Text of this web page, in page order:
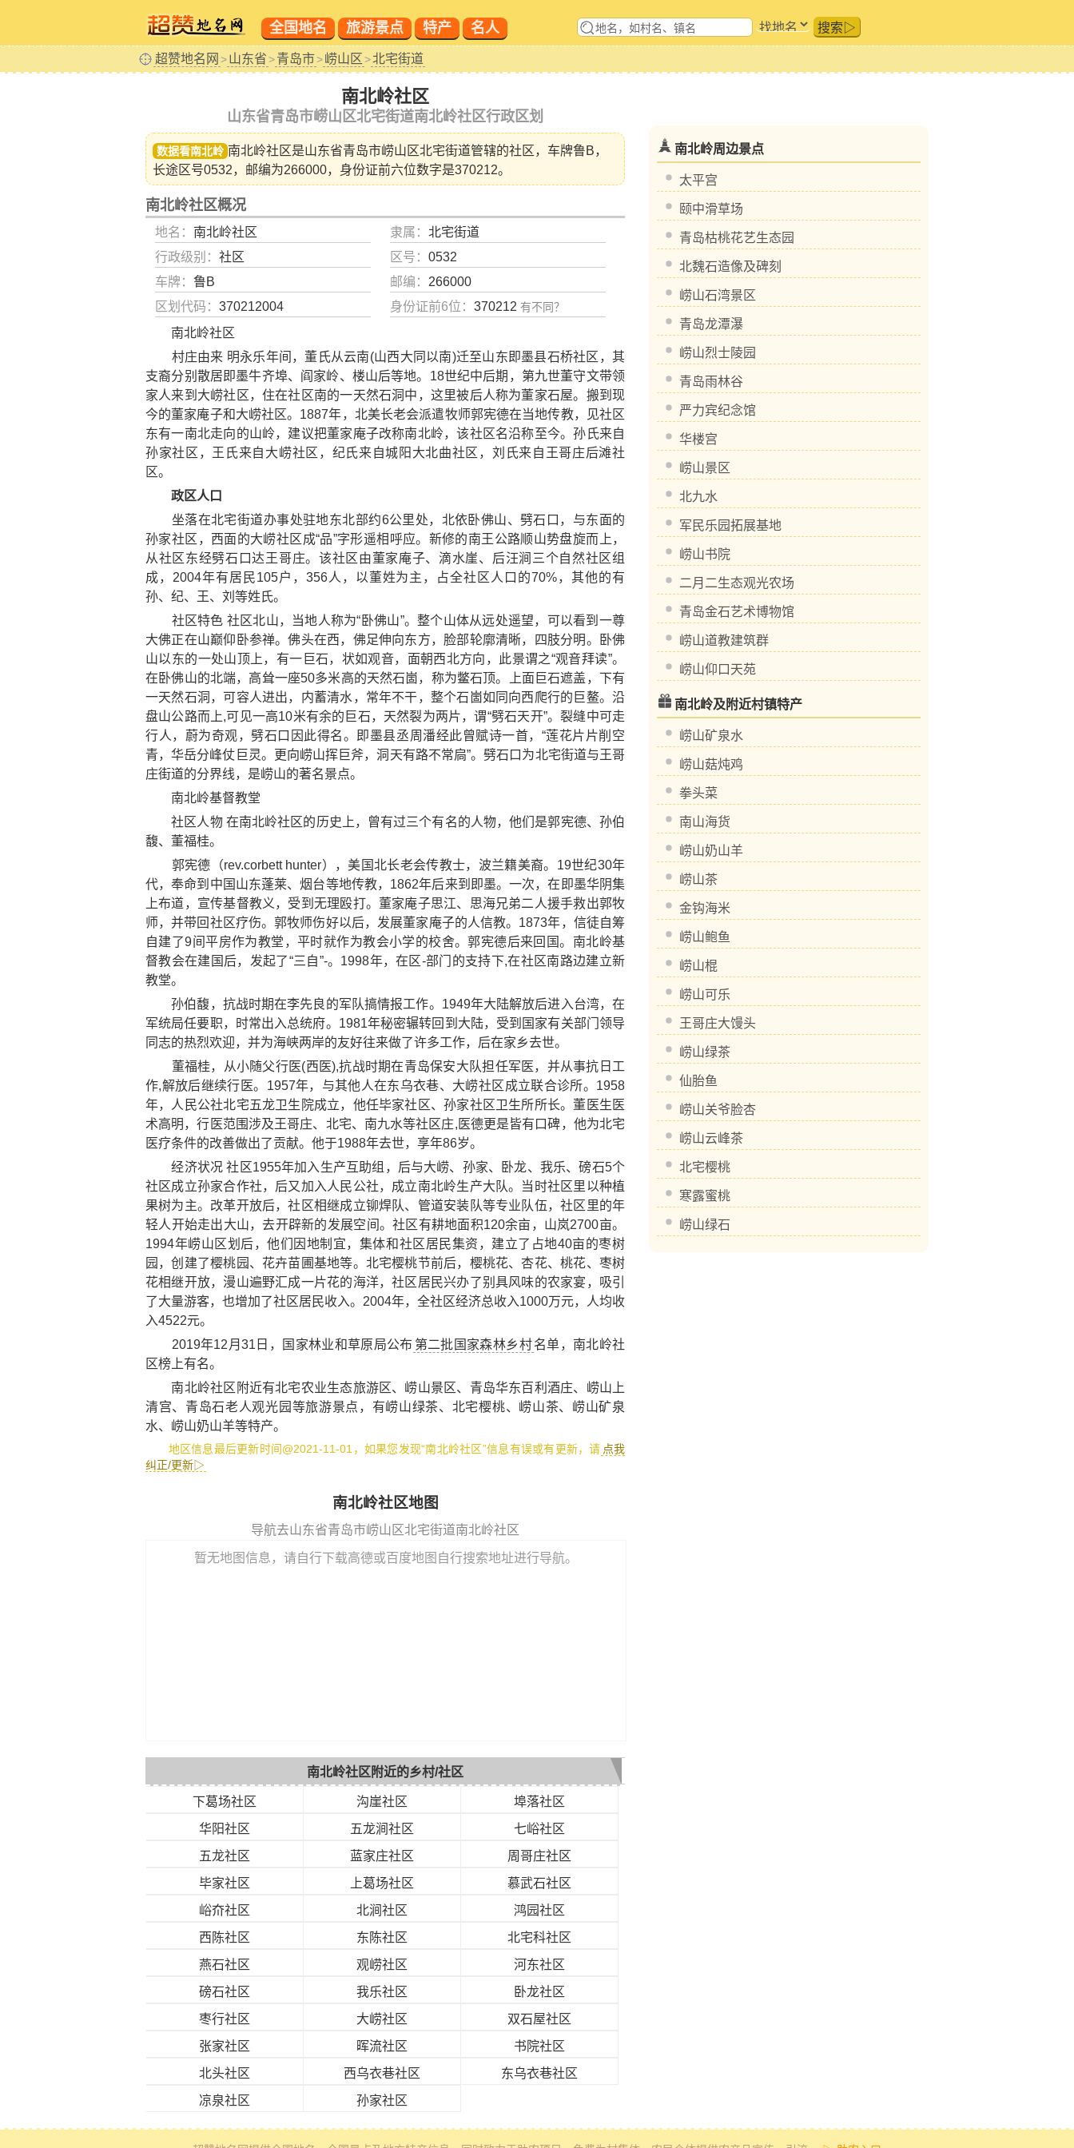
全国地名 旅游景点 特产 名人 搜索▷
超赞地名网 >山东省>青岛市>崂山区 >北宅街道
南北岭社区
山东省青岛市崂山区北宅街道南北岭社区行政区划
数据看南北岭 南北岭社区是山东省青岛市崂山区北宅街道管辖的社区，车牌鲁B，
长途区号0532，邮编为266000，身份证前六位数字是370212。
南北岭社区概况
地名： 南北岭社区 隶属： 北宅街道
行政级别： 社区 区号： 0532
车牌： 鲁B 邮编： 266000
区划代码： 370212004 身份证前6位： 370212 有不同？
南北岭社区
村庄由来 明永乐年间，董氏从云南(山西大同以南)迁至山东即墨县石桥社区，其
支裔分别散居即墨牛齐埠、阎家岭、楼山后等地。18世纪中后期，第九世董守文带领
家人来到大崂社区，住在社区南的一天然石洞中，这里被后人称为董家石屋。搬到现
今的董家庵子和大崂社区。1887年，北美长老会派遣牧师郭宪德在当地传教，见社区
东有一南北走向的山岭，建议把董家庵子改称南北岭，该社区名沿称至今。孙氏来自
孙家社区，王氏来自大崂社区，纪氏来自城阳大北曲社区，刘氏来自王哥庄后滩社
区。
政区人口
坐落在北宅街道办事处驻地东北部约6公里处，北依卧佛山、劈石口，与东面的
孙家社区，西面的大崂社区成“品”字形遥相呼应。新修的南王公路顺山势盘旋而上，
从社区东经劈石口达王哥庄。该社区由董家庵子、滴水崖、后汪涧三个自然社区组
成，2004年有居民105户，356人，以董姓为主，占全社区人口的70%，其他的有
孙、纪、王、刘等姓氏。
社区特色 社区北山，当地人称为“卧佛山”。整个山体从远处遥望，可以看到一尊
大佛正在山巅仰卧参禅。佛头在西，佛足伸向东方，脸部轮廓清晰，四肢分明。卧佛
山以东的一处山顶上，有一巨石，状如观音，面朝西北方向，此景谓之“观音拜读”。
在卧佛山的北端，高耸一座50多米高的天然石崮，称为鳖石顶。上面巨石遮盖，下有
一天然石洞，可容人进出，内蓄清水，常年不干，整个石崮如同向西爬行的巨鳌。沿
盘山公路而上,可见一高10米有余的巨石，天然裂为两片，谓“劈石天开”。裂缝中可走
行人，蔚为奇观，劈石口因此得名。即墨县丞周潘经此曾赋诗一首，“莲花片片削空
青，华岳分峰仗巨灵。更向崂山挥巨斧，洞天有路不常扃”。劈石口为北宅街道与王哥
庄街道的分界线，是崂山的著名景点。
南北岭基督教堂
社区人物 在南北岭社区的历史上，曾有过三个有名的人物，他们是郭宪德、孙伯
馥、董福桂。
郭宪德（rev.corbett hunter），美国北长老会传教士，波兰籍美裔。19世纪30年
代，奉命到中国山东蓬莱、烟台等地传教，1862年后来到即墨。一次，在即墨华阴集
上布道，宣传基督教义，受到无理殴打。董家庵子思江、思海兄弟二人援手救出郭牧
师，并带回社区疗伤。郭牧师伤好以后，发展董家庵子的人信教。1873年，信徒自筹
自建了9间平房作为教堂，平时就作为教会小学的校舍。郭宪德后来回国。南北岭基
督教会在建国后，发起了“三自”-。1998年，在区-部门的支持下,在社区南路边建立新
教堂。
孙伯馥，抗战时期在李先良的军队搞情报工作。1949年大陆解放后进入台湾，在
军统局任要职，时常出入总统府。1981年秘密辗转回到大陆，受到国家有关部门领导
同志的热烈欢迎，并为海峡两岸的友好往来做了许多工作，后在家乡去世。
董福桂，从小随父行医(西医),抗战时期在青岛保安大队担任军医，并从事抗日工
作,解放后继续行医。1957年，与其他人在东乌衣巷、大崂社区成立联合诊所。1958
年，人民公社北宅五龙卫生院成立，他任毕家社区、孙家社区卫生所所长。董医生医
术高明，行医范围涉及王哥庄、北宅、南九水等社区庄,医德更是皆有口碑，他为北宅
医疗条件的改善做出了贡献。他于1988年去世，享年86岁。
经济状况 社区1955年加入生产互助组，后与大崂、孙家、卧龙、我乐、磅石5个
社区成立孙家合作社，后又加入人民公社，成立南北岭生产大队。当时社区里以种植
果树为主。改革开放后，社区相继成立铆焊队、管道安装队等专业队伍，社区里的年
轻人开始走出大山，去开辟新的发展空间。社区有耕地面积120余亩，山岚2700亩。
1994年崂山区划后，他们因地制宜，集体和社区居民集资，建立了占地40亩的枣树
园，创建了樱桃园、花卉苗圃基地等。北宅樱桃节前后，樱桃花、杏花、桃花、枣树
花相继开放，漫山遍野汇成一片花的海洋，社区居民兴办了别具风味的农家宴，吸引
了大量游客，也增加了社区居民收入。2004年，全社区经济总收入1000万元，人均收
入4522元。
2019年12月31日，国家林业和草原局公布 第二批国家森林乡村名单，南北岭社
区榜上有名。
南北岭社区附近有北宅农业生态旅游区、 崂山景区、 青岛华东百利酒庄、 崂山上
清宫、 青岛石老人观光园 等旅游景点，有崂山绿茶、 北宅樱桃、 崂山茶、 崂山矿泉
水、 崂山奶山羊等特产。
地区信息最后更新时间@2021-11-01，如果您发现“南北岭社区”信息有误或有更新，请 点我
纠正/更新▷
南北岭社区地图
导航去山东省青岛市崂山区北宅街道南北岭社区
暂无地图信息，请自行下载高德或百度地图自行搜索地址进行导航。
南北岭社区附近的乡村/社区
下葛场社区 沟崖社区
埠落社区
华阳社区
五龙涧社区
七峪社区
五龙社区
蓝家庄社区
周哥庄社区
毕家社区
上葛场社区
慕武石社区
峪夼社区
北涧社区
鸿园社区
西陈社区
东陈社区
北宅科社区
燕石社区
观崂社区
河东社区
磅石社区
我乐社区
卧龙社区
枣行社区
大崂社区
双石屋社区
张家社区
晖流社区
书院社区
北头社区
西乌衣巷社区
东乌衣巷社区
凉泉社区
孙家社区
南北岭周边景点
太平宫
颐中滑草场
青岛枯桃花艺生态园
北魏石造像及碑刻
崂山石湾景区
青岛龙潭瀑
崂山烈士陵园
青岛雨林谷
严力宾纪念馆
华楼宫
崂山景区
北九水
军民乐园拓展基地
崂山书院
二月二生态观光农场
青岛金石艺术博物馆
崂山道教建筑群
崂山仰口天苑
南北岭及附近村镇特产
崂山矿泉水
崂山菇炖鸡
拳头菜
南山海货
崂山奶山羊
崂山茶
金钩海米
崂山鲍鱼
崂山棍
崂山可乐
王哥庄大馒头
崂山绿茶
仙胎鱼
崂山关爷脸杏
崂山云峰茶
北宅樱桃
寒露蜜桃
崂山绿石